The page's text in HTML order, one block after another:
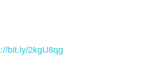
bit.ly/2kgU8qg